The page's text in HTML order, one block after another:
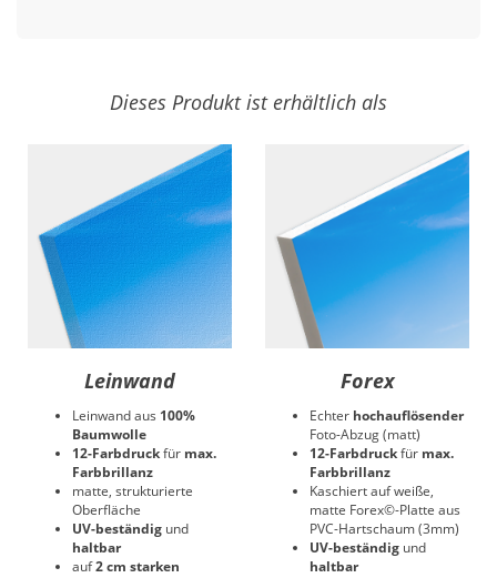
Dieses Produkt ist erhältlich als
Leinwand
Leinwand aus 100%
Baumwolle
12-Farbdruckfür max.
Farbbrillanz
matte, strukturierte
Oberfläche
UV-beständig und
haltbar
auf2 cm starken
Forex
Echter hochauflösender
Foto-Abzug (matt)
12-Farbdruckfür max.
Farbbrillanz
Kaschiert auf weiße,
matte Forex©-Platte aus
PVC-Hartschaum (3mm)
UV-beständig und
haltbar